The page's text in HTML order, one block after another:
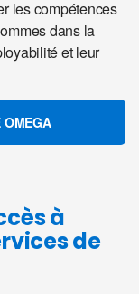
les compétences
dans la
et leur
OMEGA
à
de